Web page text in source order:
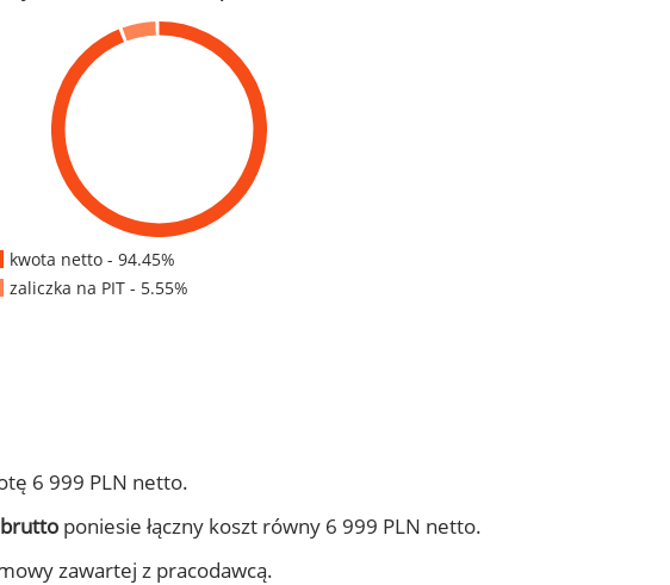
kwota netto - 94.45%
zaliczka na PIT - 5.55%
6 999 PLN netto.
poniesie łączny koszt równy 6 999 PLN netto.
zawartej z pracodawcą.